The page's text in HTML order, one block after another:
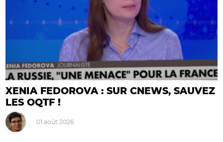
XENIA FEDOROVA : SUR CNEWS, SAUVEZ
LES OQTF !
01 août 2026